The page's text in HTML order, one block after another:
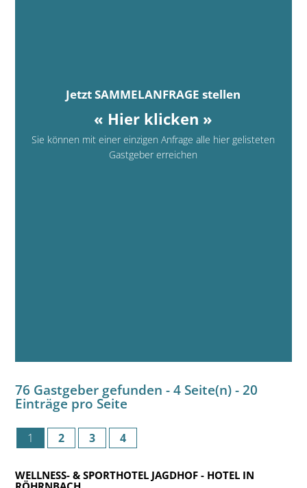
Jetzt SAMMELANFRAGE stellen
« Hier klicken »
Sie können mit einer einzigen Anfrage alle hier gelisteten
Gastgeber erreichen
76 Gastgeber gefunden - 4 Seite(n) - 20
Einträge pro Seite
1 2 3 4
WELLNESS- & SPORTHOTEL JAGDHOF- HOTEL IN